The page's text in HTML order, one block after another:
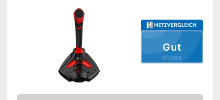
Amazon Lieferzeit
Gut
07/2026